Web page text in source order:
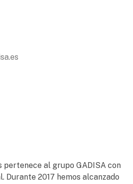
pertenece al grupo GADISA con
Durante 2017 hemos alcanzado